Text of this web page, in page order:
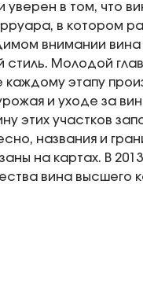
уверен в том, что
в котором
внимании вина
стиль. Молодой
этапу
и уходе за
этих участков
названия и
на картах. В
вина высшего